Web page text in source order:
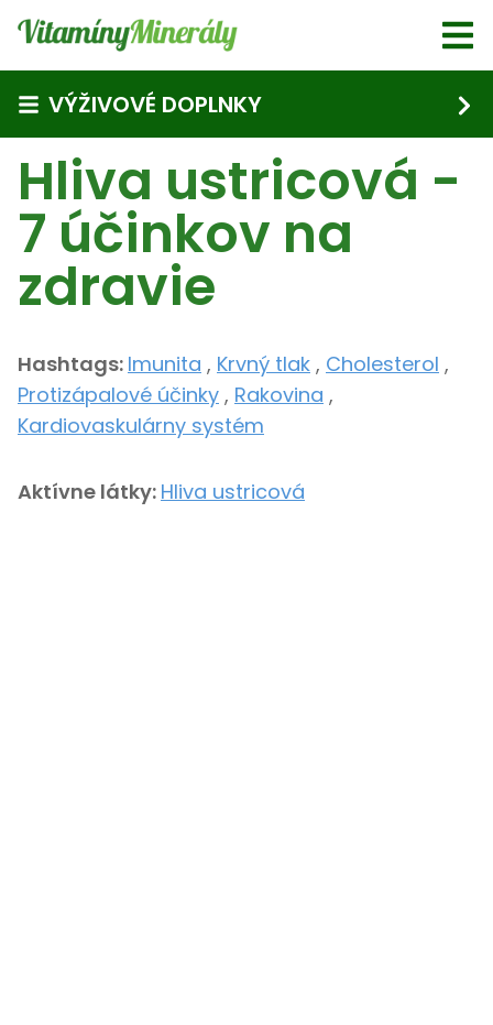
VÝŽIVOVÉ DOPLNKY
Hliva ustricová -
7 účinkov na
zdravie
Hashtags: Imunita , Krvný tlak , Cholesterol ,
Protizápalové účinky , Rakovina ,
Kardiovaskulárny systém
Aktívne látky: Hliva ustricová